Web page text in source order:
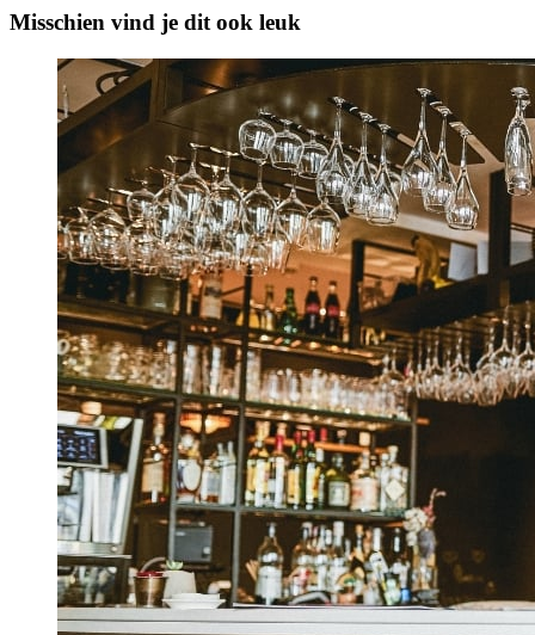
Misschien vind je dit ook leuk